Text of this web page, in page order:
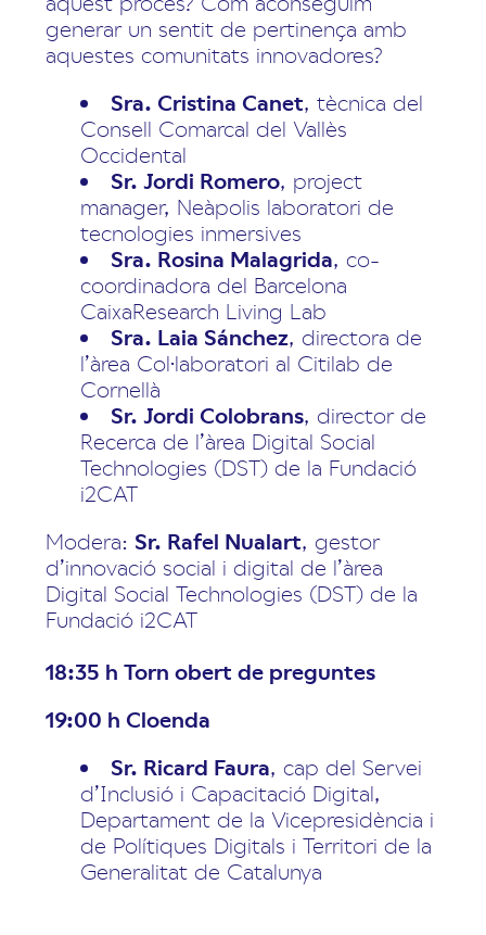
generar un sentit de pertinença amb
aquestes comunitats innovadores?
Sra. Cristina Canet, tècnica del
Consell Comarcal del Vallès
Occidental
Sr. Jordi Romero, project
manager, Neàpolis laboratori de
tecnologies inmersives
Sra. Rosina Malagrida, co-
coordinadora del Barcelona
CaixaResearch Living Lab
Sra. Laia Sánchez, directora de
l’àrea Col·laboratori al Citilab de
Cornellà
Sr. Jordi Colobrans, director de
Recerca de l’àrea Digital Social
Technologies (DST) de la Fundació
i2CAT
Modera: Sr. Rafel Nualart, gestor
d’innovació social i digital de l’àrea
Digital Social Technologies (DST) de la
Fundació i2CAT
18:35 h Torn obert de preguntes
19:00 h Cloenda
Sr. Ricard Faura, cap del Servei
d’Inclusió i Capacitació Digital,
Departament de la Vicepresidència i
de Polítiques Digitals i Territori de la
Generalitat de Catalunya